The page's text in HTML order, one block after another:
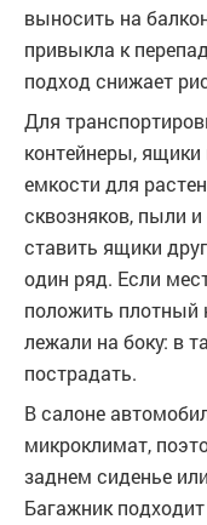
выносить на
привыкла к
подход снижает
Для
контейнеры,
емкости для
сквозняков, пыли
ставить ящики
один ряд. Если
положить плотный
лежали на боку: в
пострадать.
В салоне
микроклимат,
заднем сиденье
Багажник